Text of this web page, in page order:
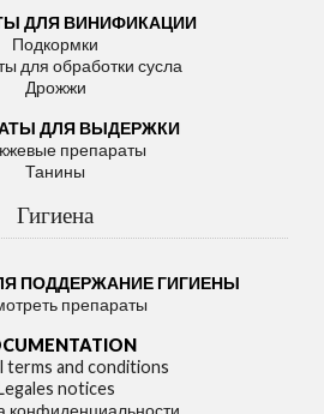
ДЛЯ ВИНИФИКАЦИИ
Подкормки
для обработки сусла
Дрожжи
ДЛЯ ВЫДЕРЖКИ
препараты
Танины
Гигиена
ПОДДЕРЖАНИЕ ГИГИЕНЫ
препараты
terms and conditions
notices
конфиденциальности